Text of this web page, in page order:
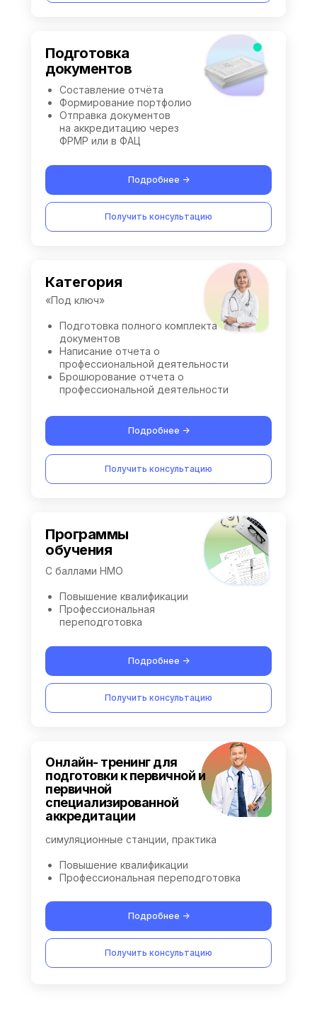
Категория
Подробнее ->
Получить консультацию
«Под ключ»
Подготовка полного комплекта
документов
Написание отчета о
профессиональной деятельности
Брошюрование отчета о
профессиональной деятельности
Подготовка
документов
Подробнее ->
Получить консультацию
Составление отчёта
Формирование портфолио
Отправка документов
на аккредитацию через
ФРМР или в ФАЦ
Подробнее ->
Онлайн- тренинг для
подготовки к первичной и
первичной
специализированной
аккредитации
Получить консультацию
симуляционные станции, практика
Повышение квалификации
Профессиональная переподготовка
Программы
обучения
Подробнее ->
Получить консультацию
С баллами НМО
Повышение квалификации
Профессиональная
переподготовка